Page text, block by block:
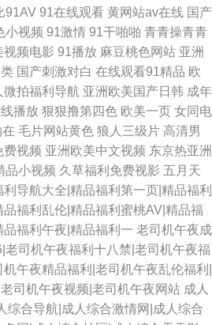
91AV 91在线观看 黄网站av在线 国产
小视频 91激情 91干啪啪 青青操青青
视频电影 91播放 麻豆桃色网站 亚洲
国产刺激对白 在线观看91精品 欧
微拍福利导航 亚洲欧美国产日韩 成年
播放 狠狠撸第四色 欧美一页 女同电
毛片网站黄色 狼人三级片 高清男
费视频 亚洲欧美中文视频 东京热亚洲
品小视频 久草福利免费视影 五月天
利导航大全|精品福利第一页|精品福利
福利乱伦|精品福利蜜桃AV|精品福
福利午夜|精品福利一 老司机午夜成
老司机午夜福利十八禁|老司机午夜福
午夜精品福利|老司机午夜乱伦福利|
司机午夜视频|老司机午夜网站 成人
综合导航|成人综合激情网|成人综合